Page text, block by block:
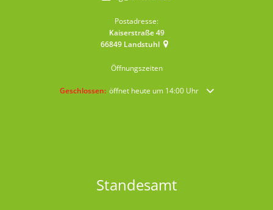
Postadresse:
Kaiserstraße 49
66849 Landstuhl
Öffnungszeiten
Klicken, um weitere Öffnungs- oder Schließzeiten
Geschlossen: öffnet heute um 14:00 Uhr
Standesamt